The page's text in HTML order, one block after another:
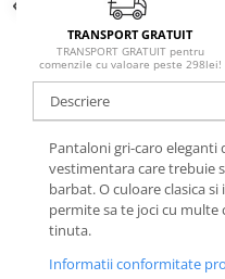
TRANSPORT GRATUIT
TRANSPORT GRATUIT pentru
comenzile cu valoare peste 298lei!
Descriere
Pantaloni gri-caro eleganti
vestimentara care trebuie
barbat. O culoare clasica
permite sa te joci cu multe
tinuta.
Informatii conformitate